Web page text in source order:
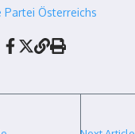
Partei Österreichs